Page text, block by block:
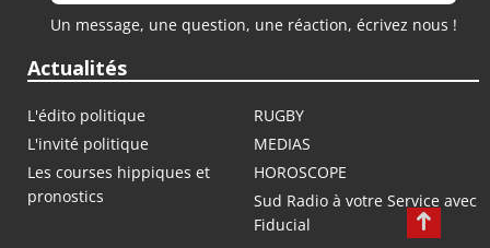
Un message, une question, une réaction, écrivez nous !
Actualités
L'édito politique
RUGBY
L'invité politique
MEDIAS
Les courses hippiques et
pronostics
HOROSCOPE
Sud Radio à votre Service avec
Fiducial